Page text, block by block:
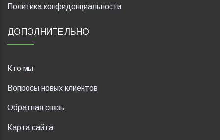
Политика конфиденциальности
ДОПОЛНИТЕЛЬНО
Кто мы
Вопросы новых клиентов
Обратная связь
Карта сайта